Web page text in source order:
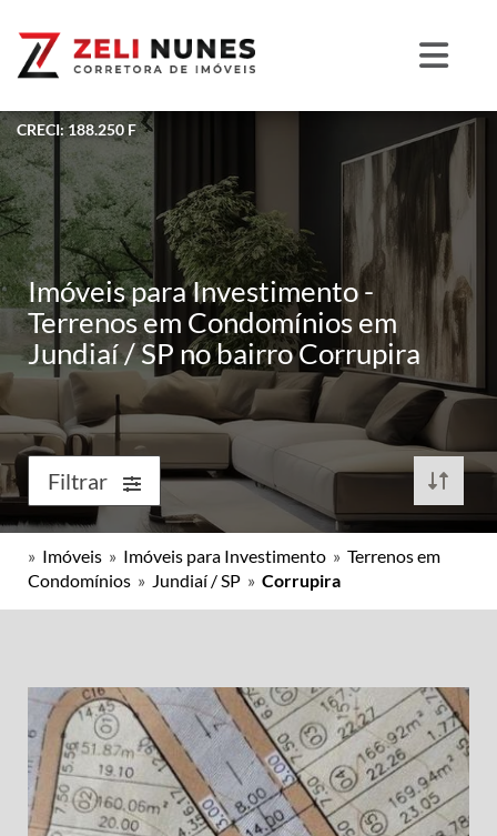
CRECI: 188.250 F
Imóveis para Investimento -
Terrenos em Condomínios em
Jundiaí / SP no bairro Corrupira
Filtrar
» Imóveis » Imóveis para Investimento » Terrenos em
Condomínios » Jundiaí / SP » Corrupira